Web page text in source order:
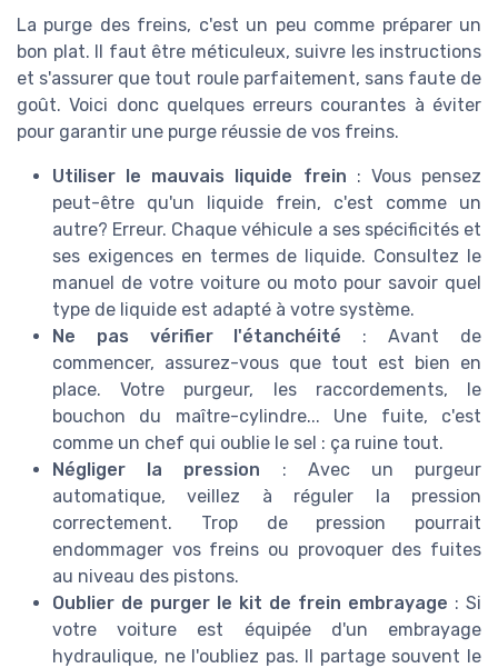
La purge des freins, c'est un peu comme préparer un
bon plat. Il faut être méticuleux, suivre les instructions
et s'assurer que tout roule parfaitement, sans faute de
goût. Voici donc quelques erreurs courantes à éviter
pour garantir une purge réussie de vos freins.
Utiliser le mauvais liquide frein : Vous pensez
peut-être qu'un liquide frein, c'est comme un
autre? Erreur. Chaque véhicule a ses spécificités et
ses exigences en termes de liquide. Consultez le
manuel de votre voiture ou moto pour savoir quel
type de liquide est adapté à votre système.
Ne pas vérifier l'étanchéité : Avant de
commencer, assurez-vous que tout est bien en
place. Votre purgeur, les raccordements, le
bouchon du maître-cylindre... Une fuite, c'est
comme un chef qui oublie le sel : ça ruine tout.
Négliger la pression : Avec un purgeur
automatique, veillez à réguler la pression
correctement. Trop de pression pourrait
endommager vos freins ou provoquer des fuites
au niveau des pistons.
Oublier de purger le kit de frein embrayage : Si
votre voiture est équipée d'un embrayage
hydraulique, ne l'oubliez pas. Il partage souvent le